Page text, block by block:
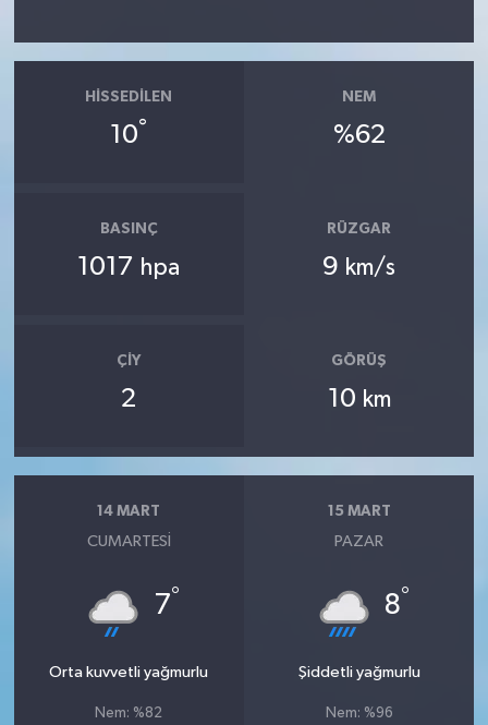
HISSEDILEN
10°
NEM
%62
BASINÇ
1017 hpa
RÜZGAR
9 km/s
ÇIY
2
GÖRÜŞ
10 km
14 MART
CUMARTESI
7°
Orta kuvvetli yağmurlu
Nem: %82
15 MART
PAZAR
8°
Şiddetli yağmurlu
Nem: %96